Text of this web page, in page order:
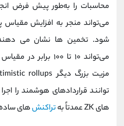
محاسبات را به‌طور پیش‌ فرض
می‌تواند منجر به افزایش
می‌تواند ۱۰ تا ۱۰۰
توانند قراردادهای هوشمند را
های ZK عمدتاً به
تراکنشهای